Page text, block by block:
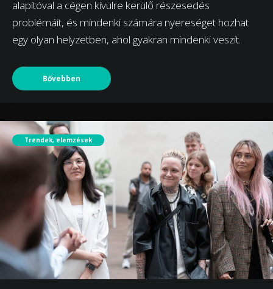
alapítóval a cégen kívülre kerülő részesedés
problémáit, és mindenki számára nyereséget hozhat
egy olyan helyzetben, ahol gyakran mindenki veszít.
Bővebben
Trendek, elemzések